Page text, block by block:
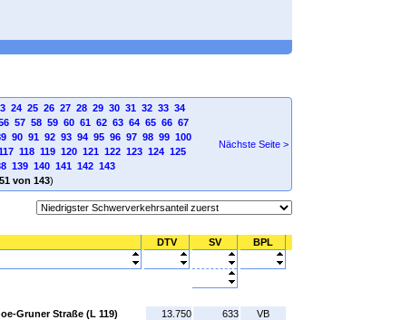
24 25 26 27 28 29 30 31 32 33 34
57 58 59 60 61 62 63 64 65 66 67
90 91 92 93 94 95 96 97 98 99 100
118 119 120 121 122 123 124 125
139 140 141 142 143
von 143)
Nächste Seite >
DTV SV BPL
Gruner Straße (L 119)
13.750
633
VB